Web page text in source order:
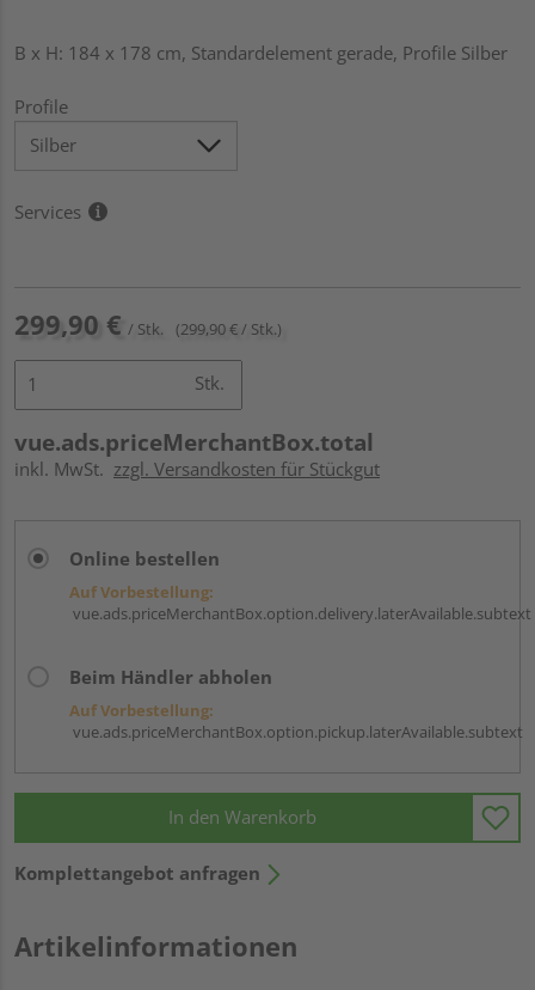
B x H: 184 x 178 cm, Standardelement gerade, Profile Silber
Profile
Services
299,90 € / Stk. (299,90 € / Stk.)
Stk.
vue.ads.priceMerchantBox.total
inkl. MwSt. zzgl. Versandkosten für Stückgut
Online bestellen
Auf Vorbestellung:
vue.ads.priceMerchantBox.option.delivery.laterAvailable.subtext
Beim Händler abholen
Auf Vorbestellung:
vue.ads.priceMerchantBox.option.pickup.laterAvailable.subtext
In den Warenkorb
Komplettangebot anfragen
Artikelinformationen